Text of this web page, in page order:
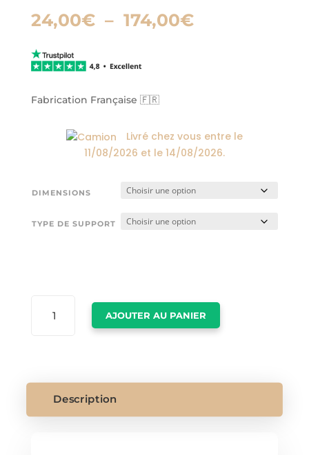
24,00€ – 174,00€Plage
Fabrication Française 🇫🇷
Livré chez vous entre le
11/08/2026 et le 14/08/2026.
DIMENSIONS
TYPE DE SUPPORT
AJOUTER AU PANIER
Description